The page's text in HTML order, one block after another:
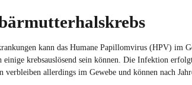
kann das Humane Papillomvirus (HPV) im
einige krebsauslösend sein können. Die Infektion
allerdings im Gewebe und können nach